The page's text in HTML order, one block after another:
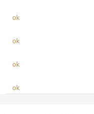
ok
ok
ok
ok